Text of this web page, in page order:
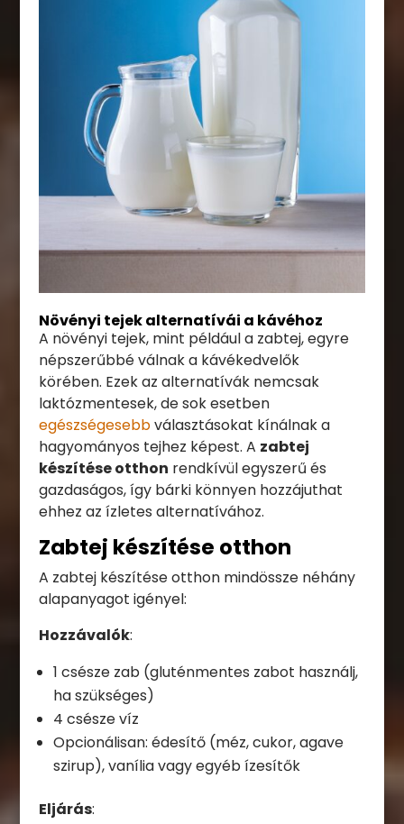
Növényi tejek alternatívái a kávéhoz
A növényi tejek, mint például a zabtej, egyre
népszerűbbé válnak a kávékedvelők
körében. Ezek az alternatívák nemcsak
laktózmentesek, de sok esetben
egészségesebbválasztásokat kínálnak a
hagyományos tejhez képest. A zabtej
készítése otthon rendkívül egyszerű és
gazdaságos, így bárki könnyen hozzájuthat
ehhez az ízletes alternatívához.
Zabtej készítése otthon
A zabtej készítése otthon mindössze néhány
alapanyagot igényel:
Hozzávalók:
1 csésze zab (gluténmentes zabot használj,
ha szükséges)
4 csésze víz
Opcionálisan: édesítő (méz, cukor, agave
szirup), vanília vagy egyéb ízesítők
Eljárás: